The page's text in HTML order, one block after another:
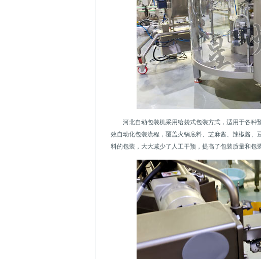
河北自动包装机采用给袋式包装方式，适用于各
效自动化包装流程，覆盖火锅底料、芝麻酱、辣椒酱
料的包装，大大减少了人工干预，提高了包装质量和包